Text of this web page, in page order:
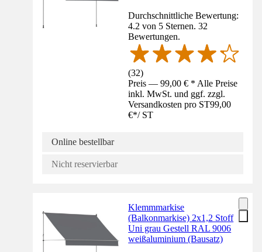
Durchschnittliche Bewertung:
4.2 von 5 Sternen. 32
Bewertungen.
(32)
Preis — 99,00 € * Alle Preise
inkl. MwSt. und ggf. zzgl.
Versandkosten pro ST99,00
€*/ ST
Online bestellbar
Nicht reservierbar
Klemmmarkise
(Balkonmarkise) 2x1,2 Stoff
Uni grau Gestell RAL 9006
weißaluminium (Bausatz)